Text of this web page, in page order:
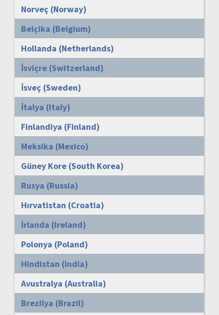
Norveç (Norway)
Belçika (Belgium)
Hollanda (Netherlands)
İsviçre (Switzerland)
İsveç (Sweden)
İtalya (Italy)
Finlandiya (Finland)
Meksika (Mexico)
Güney Kore (South Korea)
Rusya (Russia)
Hırvatistan (Croatia)
İrlanda (Ireland)
Polonya (Poland)
Hindistan (India)
Avustralya (Australia)
Brezilya (Brazil)